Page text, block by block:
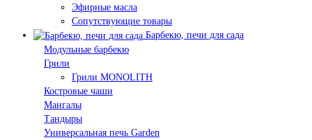
Эфирные масла
Сопутствующие товары
Барбекю, печи для сада
Модульные барбекю
Грили
Грили MONOLITH
Костровые чаши
Мангалы
Тандыры
Универсальная печь Garden